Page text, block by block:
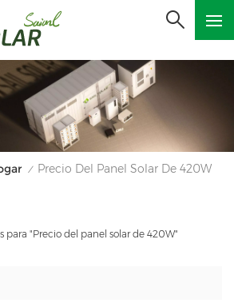
/ Precio Del Panel Solar De 420W
para "Precio del panel solar de 420W"